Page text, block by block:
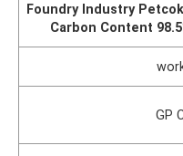
Foundry Industry
Carbon Content